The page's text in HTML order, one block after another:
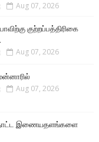
Aug 07, 2026
குற்றப்பத்திரிகை
Aug 07, 2026
Aug 07, 2026
இணையதளங்களை